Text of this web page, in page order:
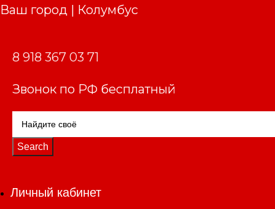
Ваш город | Колумбус
8 918 367 03 71
Звонок по РФ бесплатный
Search
Личный кабинет